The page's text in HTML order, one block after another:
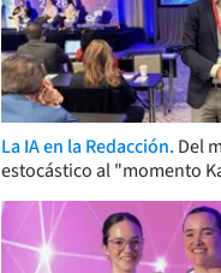
La IA en la Redacción. Del
estocástico al "momento